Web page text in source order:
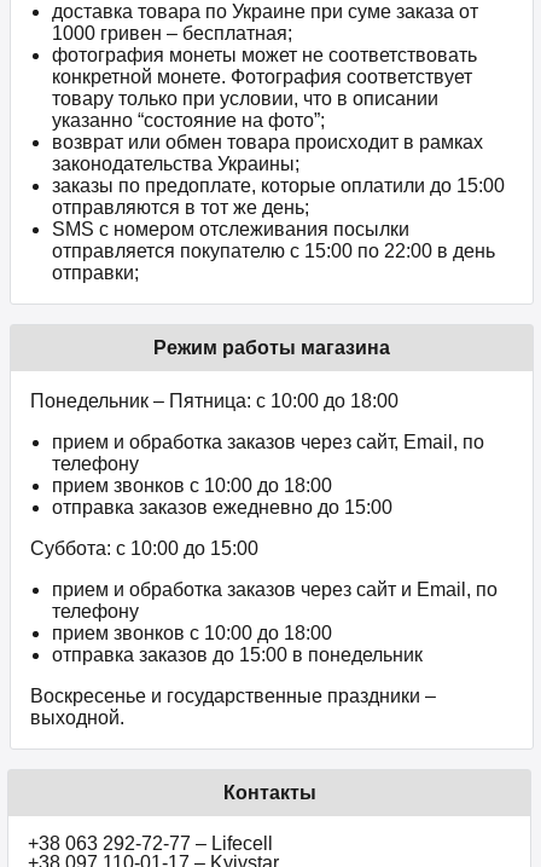
доставка товара по Украине при суме заказа от
1000 гривен – бесплатная;
фотография монеты может не соответствовать
конкретной монете. Фотография соответствует
товару только при условии, что в описании
указанно “состояние на фото”;
возврат или обмен товара происходит в рамках
законодательства Украины;
заказы по предоплате, которые оплатили до 15:00
отправляются в тот же день;
SMS с номером отслеживания посылки
отправляется покупателю с 15:00 по 22:00 в день
отправки;
Режим работы магазина
Понедельник – Пятница: с 10:00 до 18:00
прием и обработка заказов через сайт, Email, по
телефону
прием звонков c 10:00 до 18:00
отправка заказов ежедневно до 15:00
Суббота: с 10:00 до 15:00
прием и обработка заказов через сайт и Email, по
телефону
прием звонков c 10:00 до 18:00
отправка заказов до 15:00 в понедельник
Воскресенье и государственные праздники –
выходной.
Контакты
+38 063 292-72-77 – Lifecell
+38 097 110-01-17 – Kyivstar